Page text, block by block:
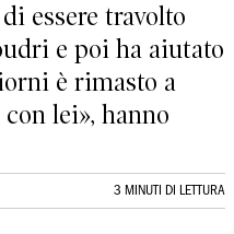
essere travolto
e poi ha aiutato
è rimasto a
con lei», hanno
3 MINUTI DI LETTURA